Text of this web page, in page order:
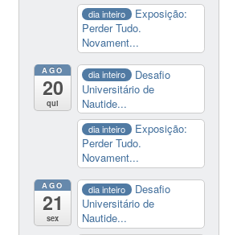
dia inteiro
Exposição:
Perder Tudo.
Novament...
AGO
20
qui
dia inteiro
Desafio
Universitário de
Nautide...
dia inteiro
Exposição:
Perder Tudo.
Novament...
AGO
21
sex
dia inteiro
Desafio
Universitário de
Nautide...